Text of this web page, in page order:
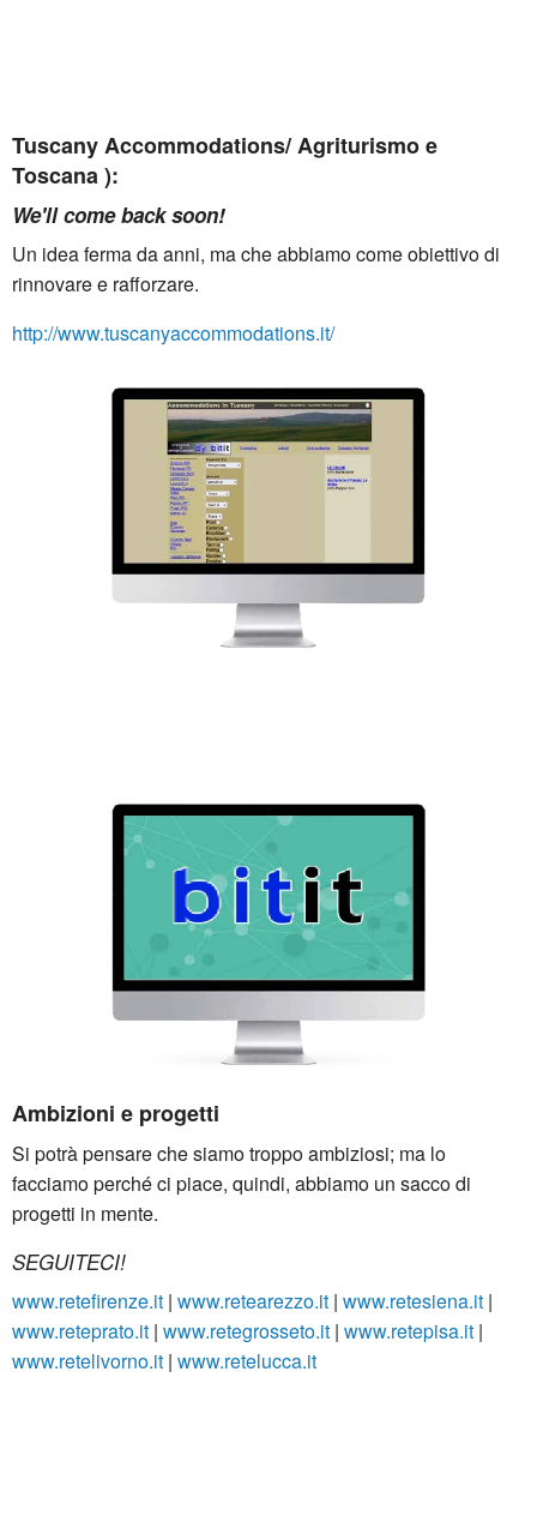
Tuscany Accommodations/ Agriturismo e
Toscana ):
We'll come back soon!
Un idea ferma da anni, ma che abbiamo come obiettivo di
rinnovare e rafforzare.
http://www.tuscanyaccommodations.it/
Ambizioni e progetti
Si potrà pensare che siamo troppo ambiziosi; ma lo
facciamo perché ci piace, quindi, abbiamo un sacco di
progetti in mente.
SEGUITECI!
www.retefirenze.it | www.retearezzo.it | www.retesiena.it |
www.reteprato.it | www.retegrosseto.it | www.retepisa.it |
www.retelivorno.it | www.retelucca.it